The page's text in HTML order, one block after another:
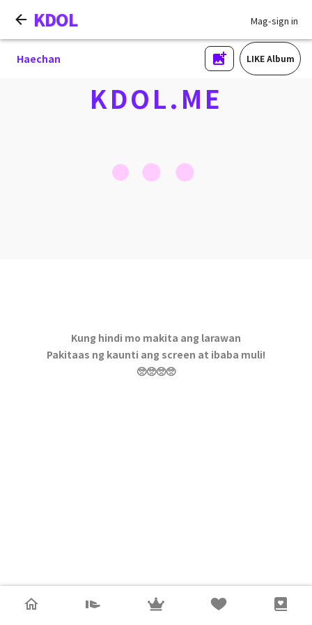
KDOL Mag-sign in
Haechan LIKE Album
KDOL.ME
Kung hindi mo makita ang larawan
Pakitaas ng kaunti ang screen at ibaba muli!
🥺🥺🥺🥺